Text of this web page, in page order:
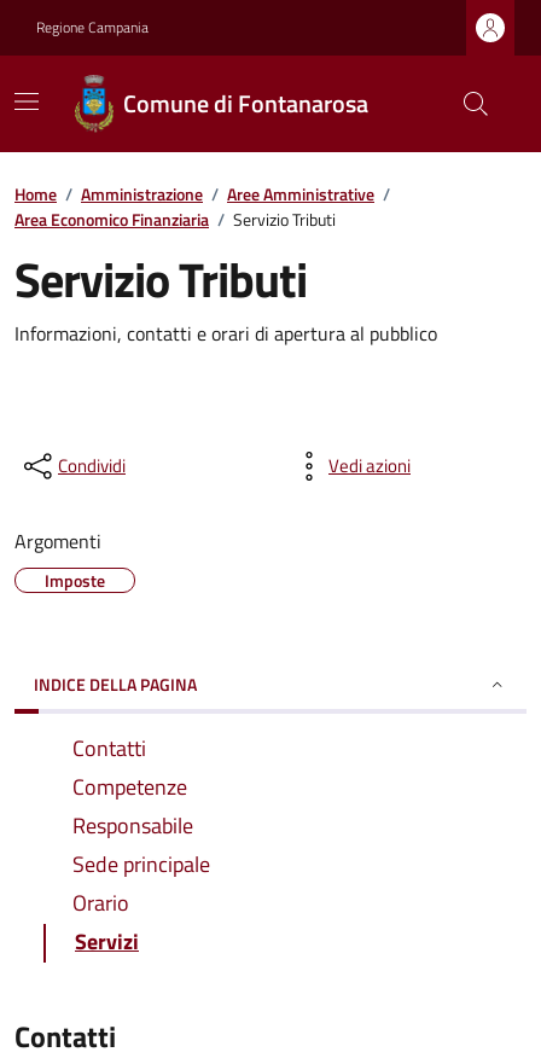
Regione Campania
Comune di Fontanarosa
Home / Amministrazione / Aree Amministrative /
Area Economico Finanziaria / Servizio Tributi
Servizio Tributi
Informazioni, contatti e orari di apertura al pubblico
Condividi Vedi azioni
Argomenti
Imposte
INDICE DELLA PAGINA
Contatti
Competenze
Responsabile
Sede principale
Orario
Servizi
Contatti